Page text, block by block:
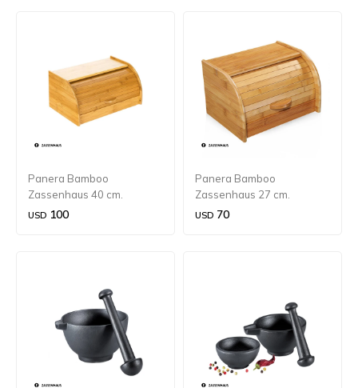
Panera Bamboo
Zassenhaus 40 cm.
USD 100
Panera Bamboo
Zassenhaus 27 cm.
USD 70